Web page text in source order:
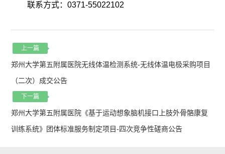
联系方式：0371-55022102
上一篇
郑州大学第五附属医院无线体温检测系统-无线体温电极采购项目
（二次）成交公告
下一篇
郑州大学第五附属医院《基于运动想象脑机接口上肢外骨骼康复
训练系统》团体标准服务制定项目-四次竞争性磋商公告